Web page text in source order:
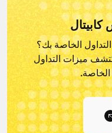
كابيتال
الخاصة بك؟
ميزات التداول